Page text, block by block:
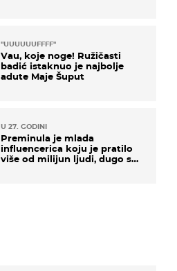
"UUUUUUFFFF"
Vau, koje noge! Ružičasti
badić istaknuo je najbolje
adute Maje Šuput
U 27. GODINI
Preminula je mlada
influencerica koju je pratilo
više od milijun ljudi, dugo se